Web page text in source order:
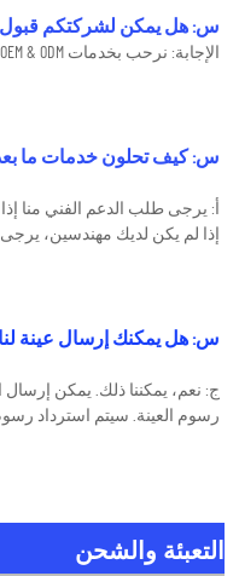
س: هل يمكن لشركتكم
الإجابة: نرحب بخدمات OEM & ODM.
س: كيف تحلون خدمات ما بعد
أ: يرجى طلب الدعم الفني منا
إذا لم يكن لديك مهندسين، يرجى
س: هل يمكنك إرسال عينة لنا
رسوم العينة. سيتم استرداد
التعبئة والشحن